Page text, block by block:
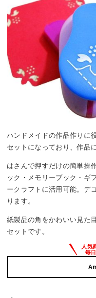
ハンドメイドの作品作りに
セットになっており、作品
はさんで押すだけの簡単操
ック・メモリーブック・ギ
ークラフトに活用可能。デ
ります。
紙製品の角をかわいい見た
セットです。